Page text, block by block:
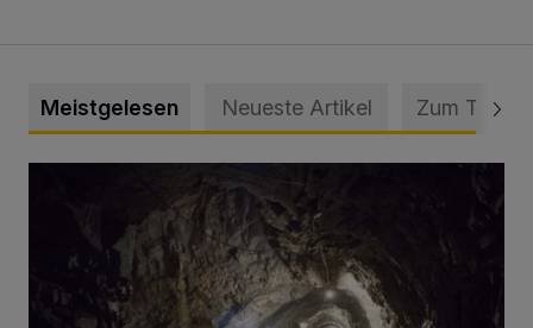
Meistgelesen Neueste Artikel Zum Thema